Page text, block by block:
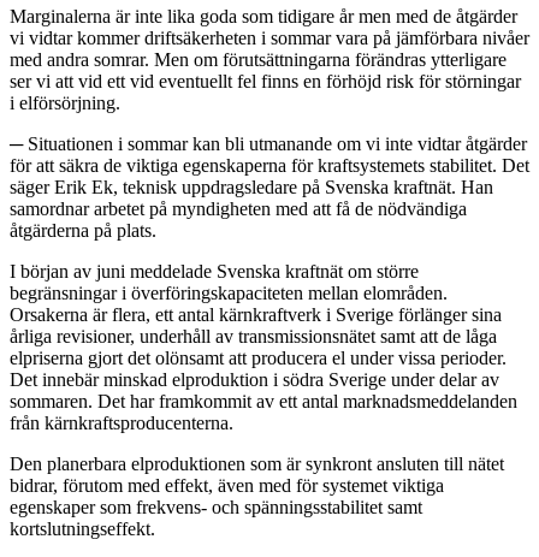
Marginalerna är inte lika goda som tidigare år men med de åtgärder
vi vidtar kommer driftsäkerheten i sommar vara på jämförbara nivåer
med andra somrar. Men om förutsättningarna förändras ytterligare
ser vi att vid ett vid eventuellt fel finns en förhöjd risk för störningar
i elförsörjning.
─ Situationen i sommar kan bli utmanande om vi inte vidtar åtgärder
för att säkra de viktiga egenskaperna för kraftsystemets stabilitet. Det
säger Erik Ek, teknisk uppdragsledare på Svenska kraftnät. Han
samordnar arbetet på myndigheten med att få de nödvändiga
åtgärderna på plats.
I början av juni meddelade Svenska kraftnät om större
begränsningar i överföringskapaciteten mellan elområden.
Orsakerna är flera, ett antal kärnkraftverk i Sverige förlänger sina
årliga revisioner, underhåll av transmissionsnätet samt att de låga
elpriserna gjort det olönsamt att producera el under vissa perioder.
Det innebär minskad elproduktion i södra Sverige under delar av
sommaren. Det har framkommit av ett antal marknadsmeddelanden
från kärnkraftsproducenterna.
Den planerbara elproduktionen som är synkront ansluten till nätet
bidrar, förutom med effekt, även med för systemet viktiga
egenskaper som frekvens- och spänningsstabilitet samt
kortslutningseffekt.